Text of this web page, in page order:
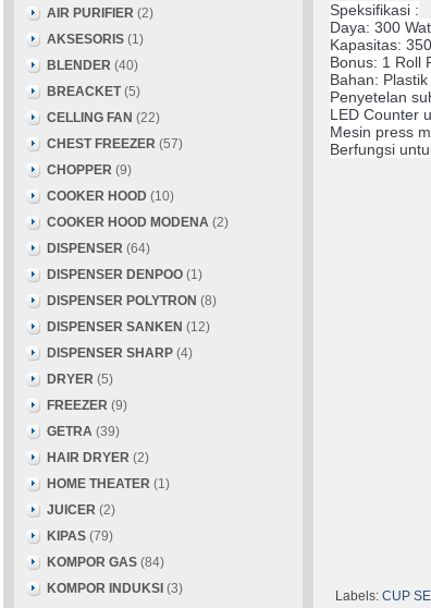
Speksifikasi :
Daya: 300
Kapasitas:
Bonus: 1 Roll
Bahan: Plastik
Penyetelan
LED Counter
Mesin press
Berfungsi
Labels: CUP
AIR PURIFIER (2)
AKSESORIS (1)
BLENDER (40)
BREACKET (5)
CELLING FAN (22)
CHEST FREEZER (57)
CHOPPER (9)
COOKER HOOD (10)
COOKER HOOD MODENA (2)
DISPENSER (64)
DISPENSER DENPOO (1)
DISPENSER POLYTRON (8)
DISPENSER SANKEN (12)
DISPENSER SHARP (4)
DRYER (5)
FREEZER (9)
GETRA (39)
HAIR DRYER (2)
HOME THEATER (1)
JUICER (2)
KIPAS (79)
KOMPOR GAS (84)
KOMPOR INDUKSI (3)